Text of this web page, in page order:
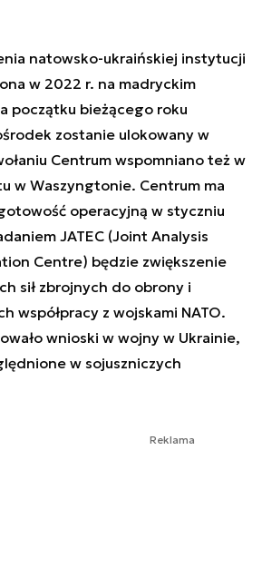
natowsko-ukraińskiej instytucji
w 2022 r. na madryckim
początku bieżącego roku
zostanie ulokowany w
Centrum wspomniano też w
w Waszyngtonie. Centrum ma
operacyjną w styczniu
JATEC (Joint Analysis
Centre) będzie zwiększenie
sił zbrojnych do obrony i
współpracy z wojskami NATO.
wnioski w wojny w Ukrainie,
w sojuszniczych
Reklama